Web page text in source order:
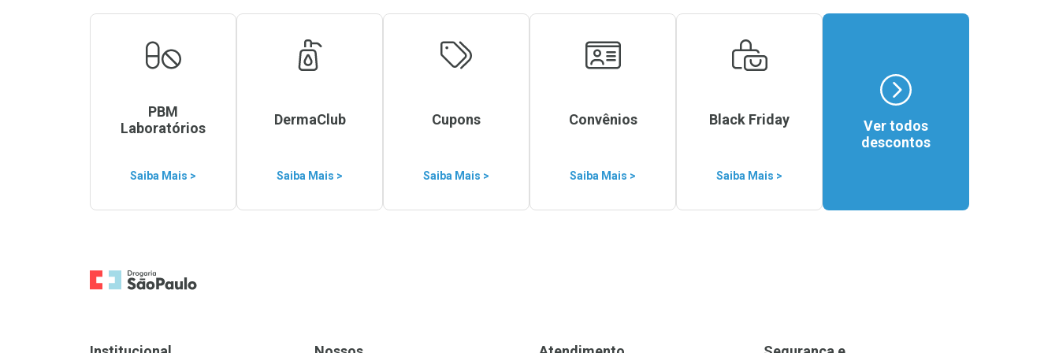
PBM
Laboratórios
Saiba Mais >
DermaClub
Saiba Mais >
Cupons
Saiba Mais >
Convênios
Saiba Mais >
Black Friday
Saiba Mais >
Ver todos
descontos
Ir para a Home